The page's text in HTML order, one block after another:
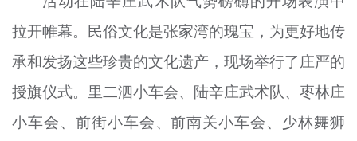
拉开帷幕。民俗文化是张家湾的瑰宝，为更好地传
承和发扬这些珍贵的文化遗产，现场举行了庄严的
授旗仪式。里二泗小车会、陆辛庄武术队、枣林庄
小车会、前街小车会、前南关小车会、少林舞狮